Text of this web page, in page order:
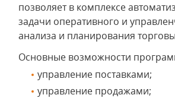
позволяет в комплексе
задачи оперативного и
анализа и планирования
Основные возможности
управление поставками;
управление продажами;